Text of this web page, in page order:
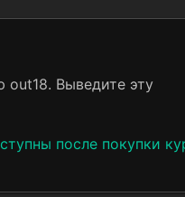
out18. Выведите эту
после покупки